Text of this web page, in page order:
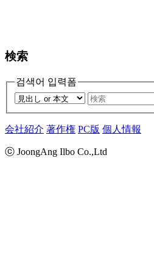
検索
검색어 입력폼
会社紹介 著作権 PC版 個人情報
ⓒ JoongAng Ilbo Co.,Ltd